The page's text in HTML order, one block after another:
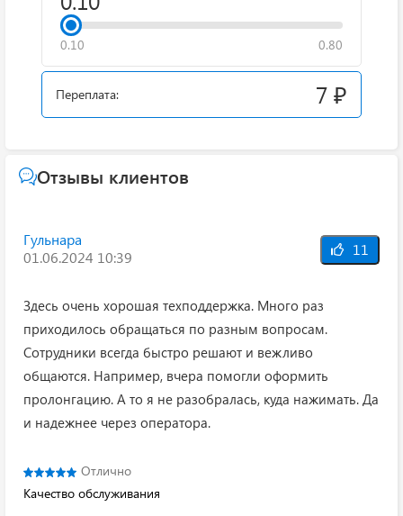
0.10 0.80
Переплата: 7 ₽
Отзывы клиентов
Гульнара
01.06.2024 10:39
11
Здесь очень хорошая техподдержка. Много раз
приходилось обращаться по разным вопросам.
Сотрудники всегда быстро решают и вежливо
общаются. Например, вчера помогли оформить
пролонгацию. А то я не разобралась, куда нажимать. Да
и надежнее через оператора.
Отлично
Качество обслуживания